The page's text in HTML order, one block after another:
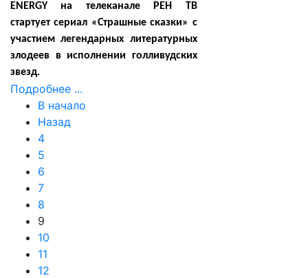
ENERGY на телеканале РЕН ТВ
стартует сериал «Страшные сказки» с
участием легендарных литературных
злодеев в исполнении голливудских
звезд.
Подробнее ...
В начало
Назад
4
5
6
7
8
9
10
11
12